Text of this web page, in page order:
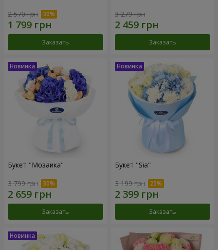
2 570 грн
Заказать
3 279 грн
Заказать
Букет "Мозаика"
3 799 грн
Заказать
Букет "Sia"
3 199 грн
Заказать